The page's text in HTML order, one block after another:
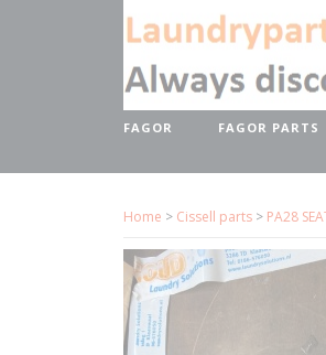
FAGOR FAGOR PARTS
Home > Cissell parts > PA28